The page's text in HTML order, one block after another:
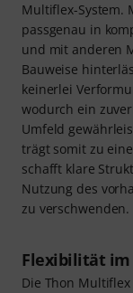
Multiflex-System.
passgenau in
und mit anderen
Bauweise
keinerlei
wodurch ein
Umfeld
trägt somit zu
schafft klare
Nutzung des
zu verschwenden.
Flexibilität im
Die Thon